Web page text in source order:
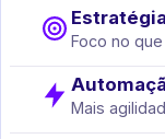
Estratégia
Foco no
Mais